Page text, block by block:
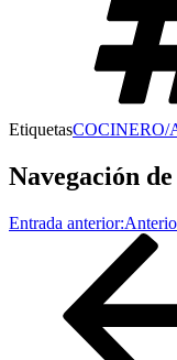
EtiquetasCOCINERO/
Navegación
Entrada anterior: